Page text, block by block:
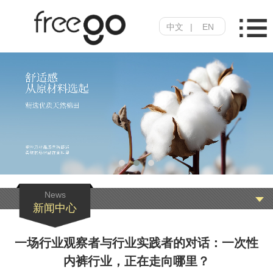
中文 | EN
News
新闻中心
一场行业观察者与行业实践者的对话：一次性
内裤行业，正在走向哪里？